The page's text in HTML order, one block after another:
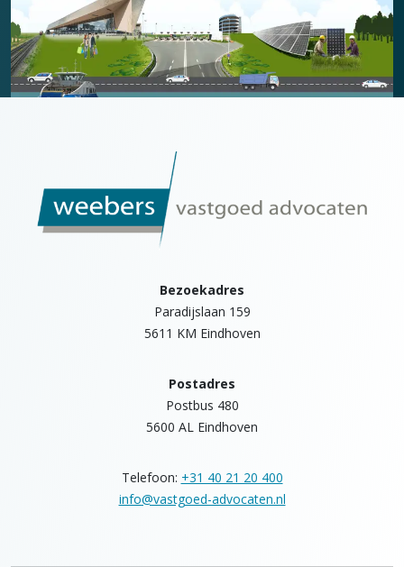
Bezoekadres
Paradijslaan 159
5611 KM Eindhoven
Postadres
Postbus 480
5600 AL Eindhoven
Telefoon: +31 40 21 20 400
info@vastgoed-advocaten.nl